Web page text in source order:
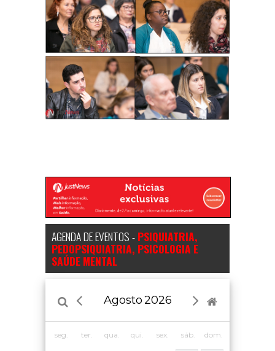
AGENDA DE EVENTOS -PSIQUIATRIA,
PEDOPSIQUIATRIA, PSICOLOGIA E
SAÚDE MENTAL
Agosto2026
seg. ter. qua. qui. sex. sáb. dom.